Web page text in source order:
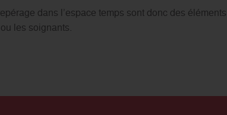
dans l’espace temps sont donc des
les soignants.